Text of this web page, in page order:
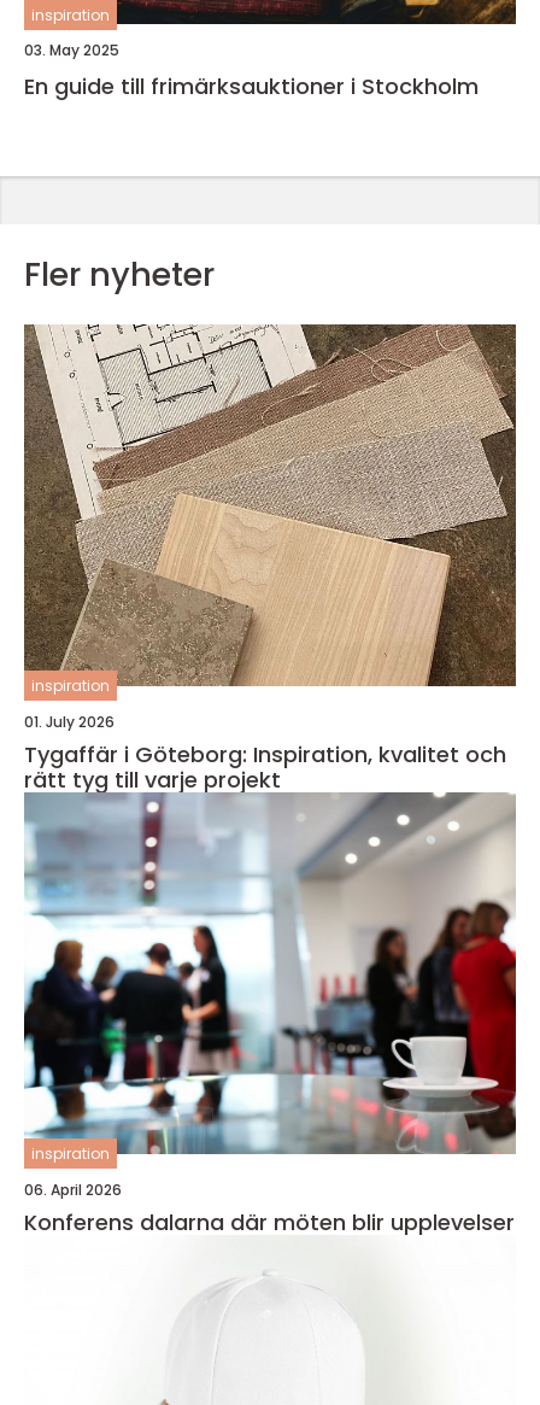
inspiration
03. May 2025
En guide till frimärksauktioner i Stockholm
Fler nyheter
inspiration
01. July 2026
Tygaffär i Göteborg: Inspiration, kvalitet och
rätt tyg till varje projekt
inspiration
06. April 2026
Konferens dalarna där möten blir upplevelser